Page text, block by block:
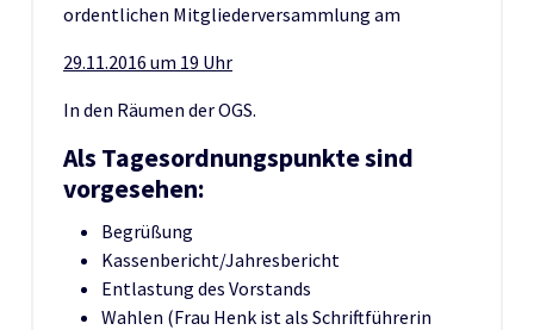
ordentlichen Mitgliederversammlung am
29.11.2016 um 19 Uhr
In den Räumen der OGS.
Als Tagesordnungspunkte sind
vorgesehen:
Begrüßung
Kassenbericht/Jahresbericht
Entlastung des Vorstands
Wahlen (Frau Henk ist als Schriftführerin